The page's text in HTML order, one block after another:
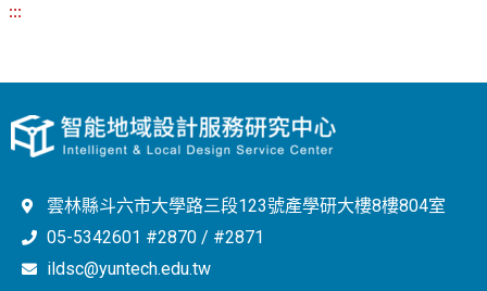
:::
雲林縣斗六市大學路三段123號產學研大樓8樓804室
05-5342601 #2870 / #2871
ildsc@yuntech.edu.tw